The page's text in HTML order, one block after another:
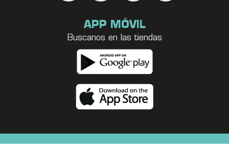
APP MÓVIL
Buscanos en las tiendas